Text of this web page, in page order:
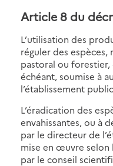
Article 8 du
L’utilisation des
réguler des espèces,
pastoral ou forestier,
échéant, soumise à
l’établissement
L’éradication des
envahissantes, ou à
par le directeur de
mise en œuvre selon
par le conseil